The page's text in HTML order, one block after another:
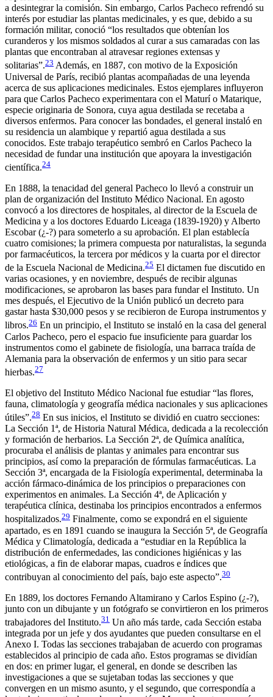
a desintegrar la comisión. Sin embargo, Carlos Pacheco refrendó su
interés por estudiar las plantas medicinales, y es que, debido a su
formación militar, conoció “los resultados que obtenían los
curanderos y los mismos soldados al curar a sus camaradas con las
plantas que encontraban al atravesar regiones extensas y
solitarias”.23 Además, en 1887, con motivo de la Exposición
Universal de París, recibió plantas acompañadas de una leyenda
acerca de sus aplicaciones medicinales. Estos ejemplares influyeron
para que Carlos Pacheco experimentara con el Maturí o Matarique,
especie originaria de Sonora, cuya agua destilada se recetaba a
diversos enfermos. Para conocer las bondades, el general instaló en
su residencia un alambique y repartió agua destilada a sus
conocidos. Este trabajo terapéutico sembró en Carlos Pacheco la
necesidad de fundar una institución que apoyara la investigación
científica.24
En 1888, la tenacidad del general Pacheco lo llevó a construir un
plan de organización del Instituto Médico Nacional. En agosto
convocó a los directores de hospitales, al director de la Escuela de
Medicina y a los doctores Eduardo Liceaga (1839-1920) y Alberto
Escobar (¿-?) para someterlo a su aprobación. El plan establecía
cuatro comisiones; la primera compuesta por naturalistas, la segunda
por farmacéuticos, la tercera por médicos y la cuarta por el director
de la Escuela Nacional de Medicina.25 El dictamen fue discutido en
varias ocasiones, y en noviembre, después de recibir algunas
modificaciones, se aprobaron las bases para fundar el Instituto. Un
mes después, el Ejecutivo de la Unión publicó un decreto para
gastar hasta $30,000 pesos y se recibieron de Europa instrumentos y
libros.26 En un principio, el Instituto se instaló en la casa del general
Carlos Pacheco, pero el espacio fue insuficiente para guardar los
instrumentos como el gabinete de fisiología, una barraca traída de
Alemania para la observación de enfermos y un sitio para secar
hierbas.27
El objetivo del Instituto Médico Nacional fue estudiar “las flores,
fauna, climatología y geografía médica nacionales y sus aplicaciones
útiles”.28 En sus inicios, el Instituto se dividió en cuatro secciones:
La Sección 1ª, de Historia Natural Médica, dedicada a la recolección
y formación de herbarios. La Sección 2ª, de Química analítica,
procuraba el análisis de plantas y animales para encontrar sus
principios, así como la preparación de fórmulas farmacéuticas. La
Sección 3ª, encargada de la Fisiología experimental, determinaba la
acción fármaco-dinámica de los principios o preparaciones con
experimentos en animales. La Sección 4ª, de Aplicación y
terapéutica clínica, destinaba los principios encontrados a enfermos
hospitalizados.29 Finalmente, como se expondrá en el siguiente
apartado, es en 1891 cuando se inaugura la Sección 5ª, de Geografía
Médica y Climatología, dedicada a “estudiar en la República la
distribución de enfermedades, las condiciones higiénicas y las
etiológicas, a fin de elaborar mapas, cuadros e índices que
contribuyan al conocimiento del país, bajo este aspecto”.30
En 1889, los doctores Fernando Altamirano y Carlos Espino (¿-?),
junto con un dibujante y un fotógrafo se convirtieron en los primeros
trabajadores del Instituto.31 Un año más tarde, cada Sección estaba
integrada por un jefe y dos ayudantes que pueden consultarse en el
Anexo I. Todas las secciones trabajaban de acuerdo con programas
establecidos al principio de cada año. Estos programas se dividían
en dos: en primer lugar, el general, en donde se describen las
investigaciones a que se sujetaban todas las secciones y que
convergen en un mismo asunto, y el segundo, que correspondía a